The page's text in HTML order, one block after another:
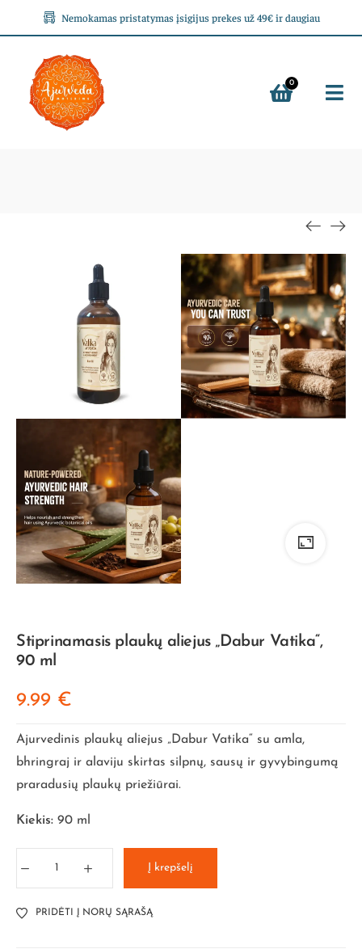
Nemokamas pristatymas įsigijus prekes už 49€ ir daugiau
0
Stiprinamasis plaukų aliejus „Dabur Vatika“,
90 ml
9.99 €
Ajurvedinis plaukų aliejus „Dabur Vatika“ su amla,
bhringraj ir alaviju skirtas silpnų, sausų ir gyvybingumą
praradusių plaukų priežiūrai.
Kiekis: 90 ml
Į krepšelį
PRIDĖTI Į NORŲ SĄRAŠĄ